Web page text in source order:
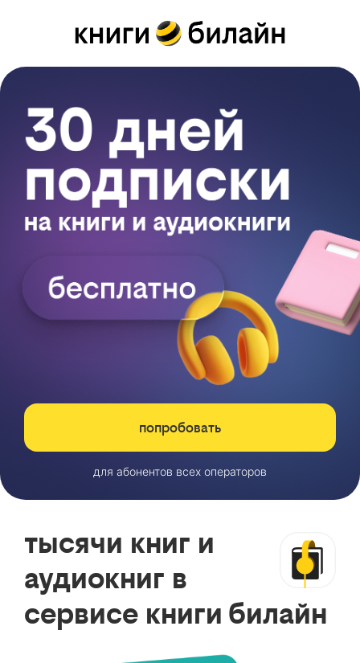
попробовать
для абонентов всех операторов
тысячи книг и
аудиокниг в
сервисе книги билайн